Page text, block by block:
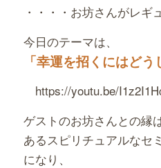
・・・・お坊さんがレギ
今日のテーマは、
「幸運を招くにはどう
https://youtu.be/
ゲストのお坊さんとの縁は
あるスピリチュアルなセ
になり、